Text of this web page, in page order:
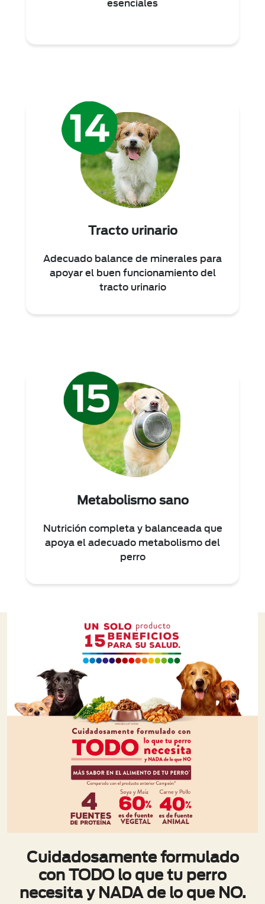
Tracto urinario
Adecuado balance de minerales para
apoyar el buen funcionamiento del
tracto urinario
Metabolismo sano
Nutrición completa y balanceada que
apoya el adecuado metabolismo del
perro
Cuidadosamente formulado
con TODO lo que tu perro
necesita y NADA de lo que NO.